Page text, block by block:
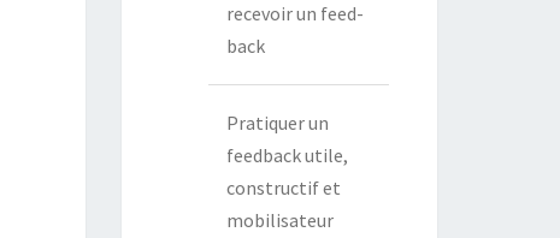
recevoir un feed-
back
Pratiquer un
feedback utile,
constructif et
mobilisateur